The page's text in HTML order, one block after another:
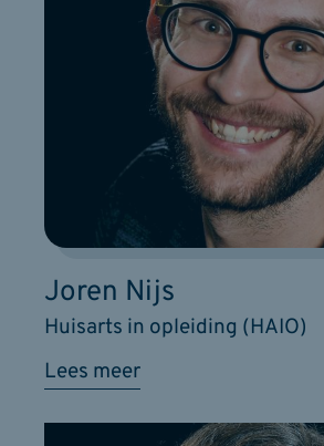
Lees meer
Huisarts in opleiding (HAIO)
Joren Nijs